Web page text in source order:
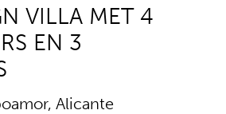
VILLA MET 4
EN 3
Alicante